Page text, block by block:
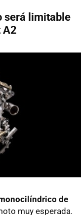
será limitable
A2
de
muy esperada.